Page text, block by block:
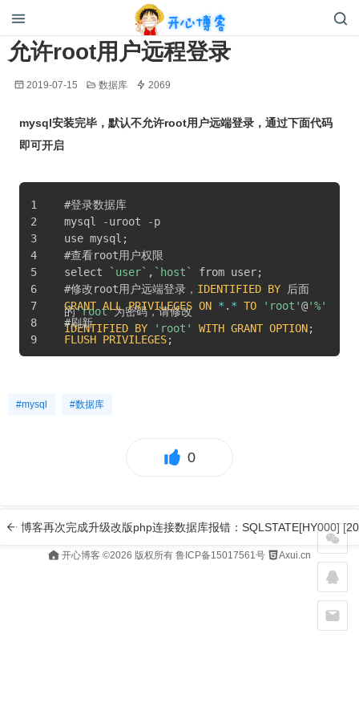
开心博客
允许root用户远程登录
2019-07-15 数据库 2069
mysql安装完毕，默认不允许root用户远端登录，通过下面代码
即可开启
#登录数据库
mysql
-uroot -p
use mysql ;
#查看root用户权限
select
` user` , ` host ` from user;
#修改root用户远端登录， IDENTIFIED BY 后面
的'root'为密码，请修改
GRANT ALL PRIVILEGES ON * . * TO 'root'@'%'
IDENTIFIED BY 'root' WITH GRANT OPTION;
#刷新
FLUSH PRIVILEGES;
#mysql #数据库
0
博客再次完成升级改版php连接数据库报错：SQLSTATE[HY000]
开心博客 ©2026 版权所有 鲁ICP备15017561号 Axui.cn